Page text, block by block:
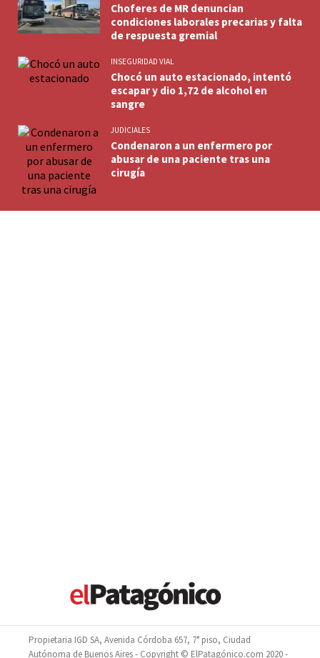
Choferes de MR denuncian
condiciones laborales precarias y falta
de respuesta gremial
INSEGURIDAD VIAL
Chocó un auto estacionado, intentó
escapar y dio 1,72 de alcohol en
sangre
JUDICIALES
Condenaron a un enfermero por
abusar de una paciente tras una
cirugía
Propietaria IGD SA, Avenida Córdoba 657, 7° piso, Ciudad
Autónoma de Buenos Aires - Copyright © ElPatagónico.com 2020 -